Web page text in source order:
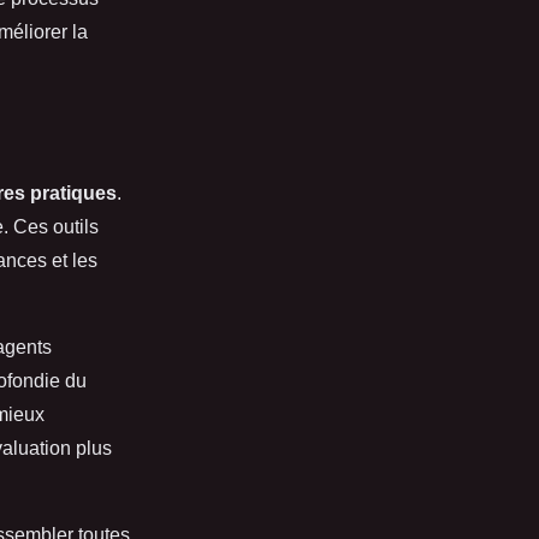
la
pratiques.
Ces outils
et les
du
plus